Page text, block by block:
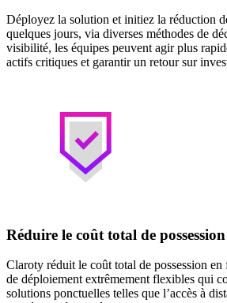
Déployez la solution et initiez la réduction
quelques jours, via diverses méthodes de
visibilité, les équipes peuvent agir plus
actifs critiques et garantir un retour sur
Réduire le coût total de possession
Claroty réduit le coût total de possession en
de déploiement extrêmement flexibles qui
solutions ponctuelles telles que l’accès à